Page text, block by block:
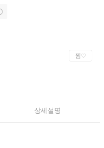
찜
상세설명